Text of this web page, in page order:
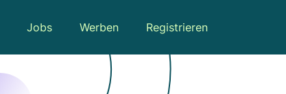
Jobs Werben Registrieren